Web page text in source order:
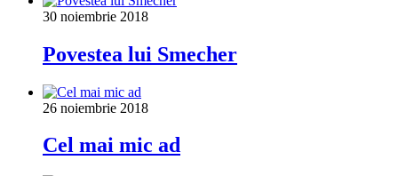
30 noiembrie 2018
Povestea lui Smecher
26 noiembrie 2018
Cel mai mic ad